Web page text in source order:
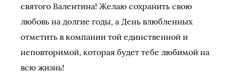
святого Валентина! Желаю сохранить свою
любовь на долгие годы, а День влюбленных
отметить в компании той единственной и
неповторимой, которая будет тебе любимой на
всю жизнь!